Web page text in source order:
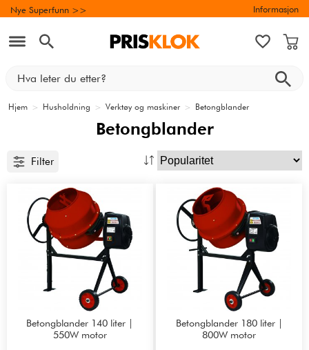
Nye Superfunn >> Informasjon
Hjem > Husholdning > Verktøy og maskiner > Betongblander
Betongblander
Filter
Betongblander 140 liter |
550W motor
Betongblander 180 liter |
800W motor